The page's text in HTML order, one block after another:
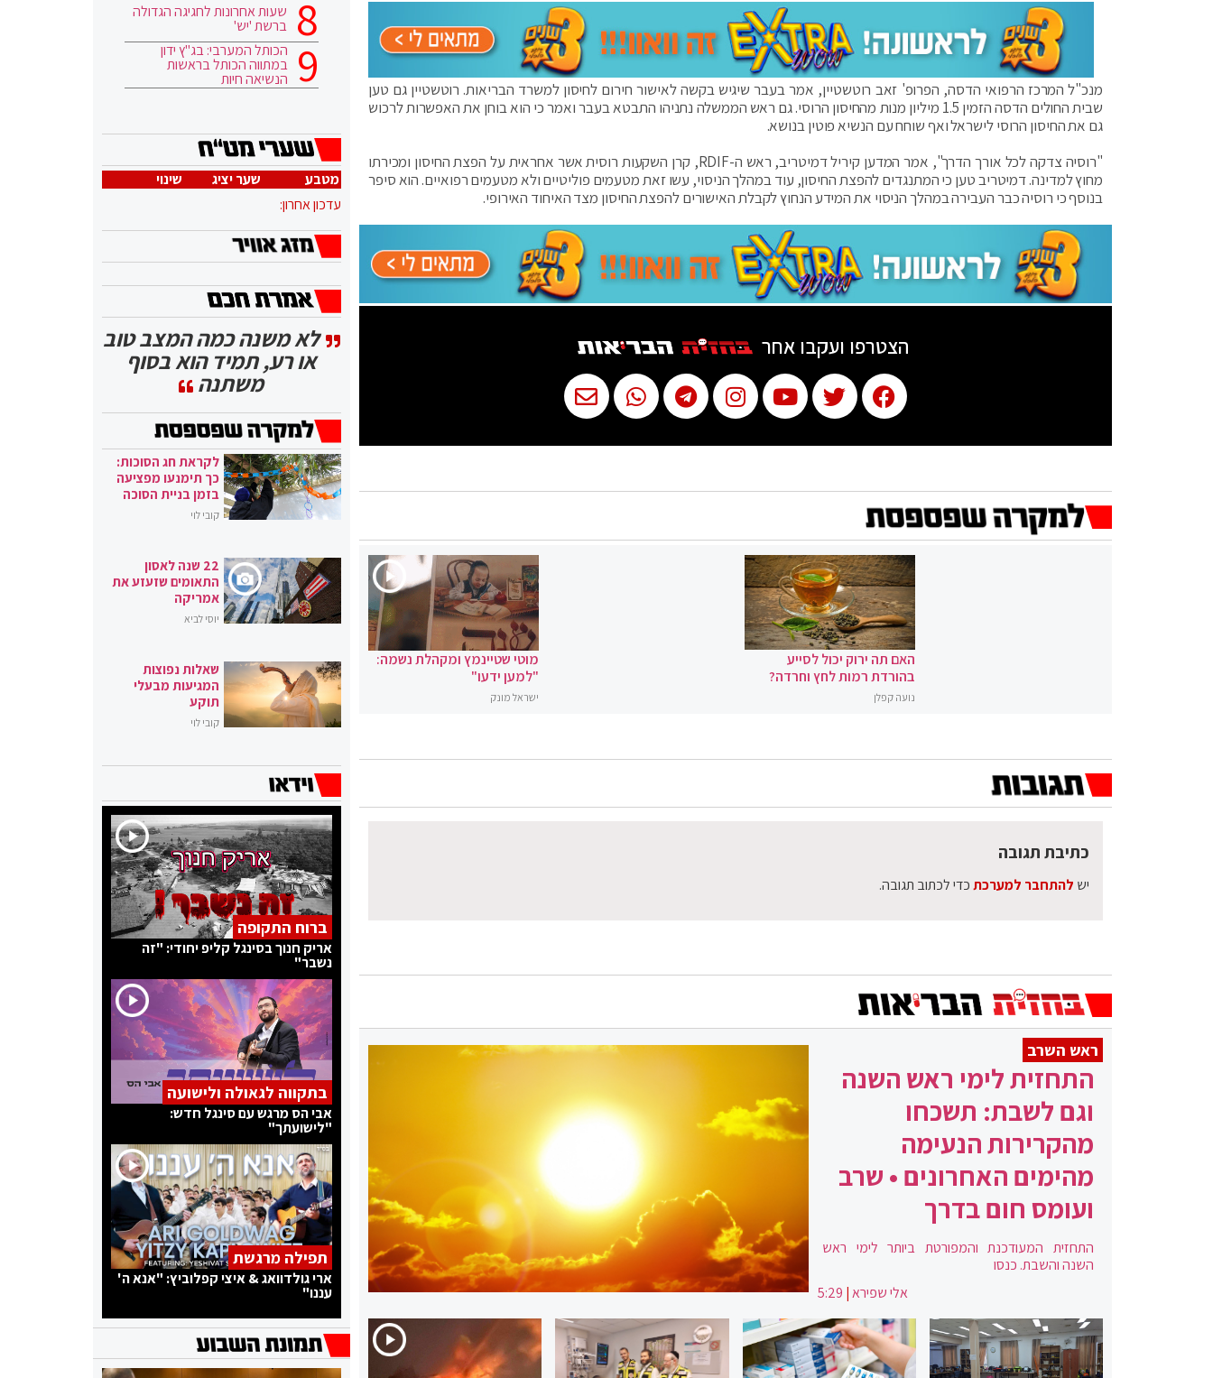
מנכ"ל המרכז הרפואי הדסה, הפרופ' זאב רוטשטיין, אמר בעבר שיגיש בקשה לאישור חירום לחיסון למשרד הבריאות. רוטשטיין גם טען
שבית החולים הדסה הזמין 1.5 מיליון מנות מהחיסון הרוסי. גם ראש הממשלה נתניהו התבטא בעבר ואמר כי הוא בוחן את האפשרות לרכוש
גם את החיסון הרוסי לישראל ואף שוחח עם הנשיא פוטין בנושא.
"רוסיה צדקה לכל אורך הדרך", אמר המדען קיריל דמיטריב, ראש ה-RDIF, קרן השקעות רוסית אשר אחראית על הפצת החיסון ומכירתו
מחוץ למדינה. דמיטריב טען כי המתנגדים להפצת החיסון, עוד במהלך הניסוי, עשו זאת מטעמים פוליטיים ולא מטעמים רפואיים. הוא סיפר
בנוסף כי רוסיה כבר העבירה במהלך הניסוי את המידע הנחוץ לקבלת האישורים להפצת החיסון מצד האיחוד האירופי.
הצטרפו ועקבו אחר
האם תה ירוק יכול לסייע
בהורדת רמות לחץ וחרדה?
נועה קפלן
מוטי שטיינמץ ומקהלת נשמה:
"למען ידעו"
ישראל מונק
כתיבת תגובה
יש להתחבר למערכתכדי לכתוב תגובה.
ראש השרב
התחזית לימי ראש השנה
וגם לשבת: תשכחו
מהקרירות הנעימה
מהימים האחרונים • שרב
ועומס חום בדרך
התחזית המעודכנת והמפורטת ביותר לימי ראש
השנה והשבת. כנסו
אלי שפירא|
5:29
שעות אחרונות לחגיגה הגדולה
ברשת 'יש'
הכותל המערבי: בג"ץ ידון
במתווה הכותל בראשות
הנשיאה חיות
מטבע שער יציג
שינוי
עדכון אחרון:
לא משנה כמה המצב טוב
או רע, תמיד הוא בסוף
משתנה
לקראת חג הסוכות:
כך תימנעו מפציעה
בזמן בניית הסוכה
קובי לוי
22 שנה לאסון
התאומים שזעזע את
אמריקה
יוסי לביא
שאלות נפוצות
המגיעות מבעלי
תוקע
קובי לוי
ברוח התקופה
אריק חנוך בסינגל קליפ יחודי: "זה
נשבר"
בתקווה לגאולה ולישועה
אבי הס מרגש עם סינגל חדש:
"לישועתך"
תפילה מרגשת
ארי גולדוואג & איצי קפלוביץ: "אנא ה'
עננו"